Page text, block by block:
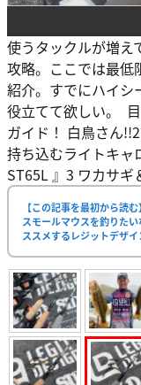
使うタックルが増え
攻略。ここでは最低
紹介。すでにハイシ
役立てて欲しい。
ガイド！ 白鳥さん
持ち込むライトキャ
ST65L 』3 ワカサ
【この記事を最初から読む】
スモールマウスを釣りた
ススメするレジットデザ